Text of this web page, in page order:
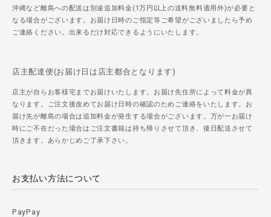
沖縄など離島への配送は別途追加料金(1万円以上の送料無料適用外)が必要と
なる場合がございます。お届け日時のご指定等ご希望がございましたら予め
ご連絡ください。出来るだけ対応できるようにいたします。
店主配達便(お届け日は店主都合となります)
店主が自らお客様宅までお届けいたします。お届け先住所によって料金が異
なります。ご注文後改めてお届け日時の確認のためご連絡をいたします。お
届け先が離島の場合は追加料金が発生する場合がございます。万が一お届け
時にご不在だった場合はご注文書籍は持ち帰りさせて頂き、後日配送させて
頂きます。あらかじめご了承下さい。
お支払い方法について
PayPay